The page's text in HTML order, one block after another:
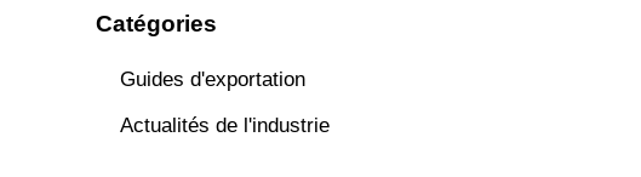
Catégories
Guides d'exportation
Actualités de l'industrie